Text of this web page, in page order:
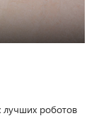
роботов